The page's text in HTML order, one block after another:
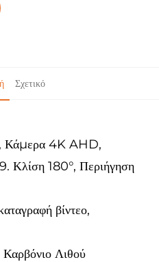
Σχετικό
Κάμερα 4K AHD,
180°, Περιήγηση
βίντεο,
Λιθού